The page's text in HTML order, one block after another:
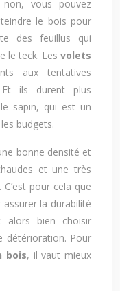
vous pouvez
le bois pour
des feuillus qui
le teck. Les volets
aux tentatives
Et ils durent plus
sapin, qui est un
budgets.
bonne densité et
et une très
pour cela que
la durabilité
bien choisir
détérioration. Pour
bois, il vaut mieux